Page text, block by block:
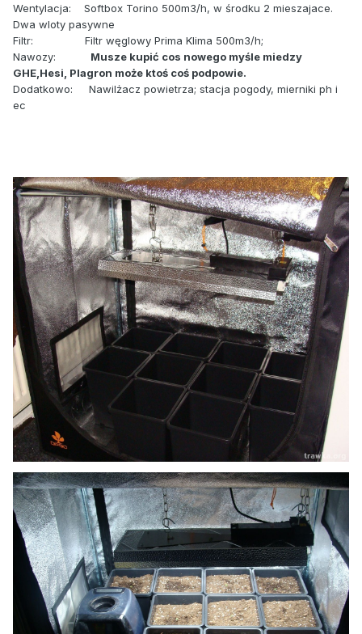
Wentylacja: Softbox Torino 500m3/h, w środku 2 mieszajace.
Dwa wloty pasywne
Filtr: Filtr węglowy Prima Klima 500m3/h;
Nawozy:
Musze kupić cos nowego myśle miedzy
GHE,Hesi, Plagron może ktoś coś podpowie.
Dodatkowo: Nawilżacz powietrza; stacja pogody, mierniki ph i
ec